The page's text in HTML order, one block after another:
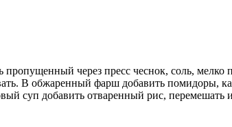
через пресс чеснок, соль,
В обжаренный фарш добавить помидоры,
суп добавить отваренный рис,